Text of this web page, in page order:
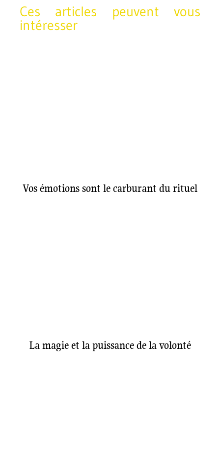
Ces articles peuvent vous
intéresser
Vos émotions sont le carburant du rituel
La magie et la puissance de la volonté